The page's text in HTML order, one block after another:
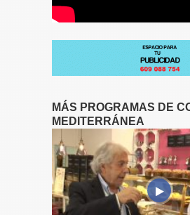
MÁS PROGRAMAS DE
MEDITERRÁNEA